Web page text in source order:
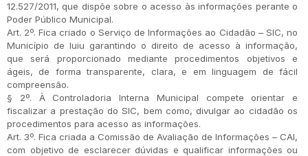
12.527/2011, que dispõe sobre o acesso às informações perante o
Poder Público Municipal.
Art. 2º. Fica criado o Serviço de Informações ao Cidadão – SIC, no
Município de Iuiu garantindo o direito de acesso à informação,
que será proporcionado mediante procedimentos objetivos e
ágeis, de forma transparente, clara, e em linguagem de fácil
compreensão.
§ 2º. À Controladoria Interna Municipal compete orientar e
fiscalizar a prestação do SIC, bem como, divulgar ao cidadão os
procedimentos para acesso as informações.
Art. 3º. Fica criada a Comissão de Avaliação de Informações – CAI,
com objetivo de esclarecer dúvidas e qualificar informações ou